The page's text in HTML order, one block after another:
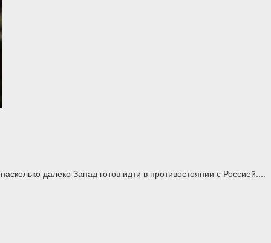
далеко Запад готов идти в противостоянии с Россией....